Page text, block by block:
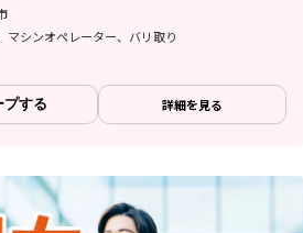
マシンオペレーター、バリ取り
プする 詳細を見る